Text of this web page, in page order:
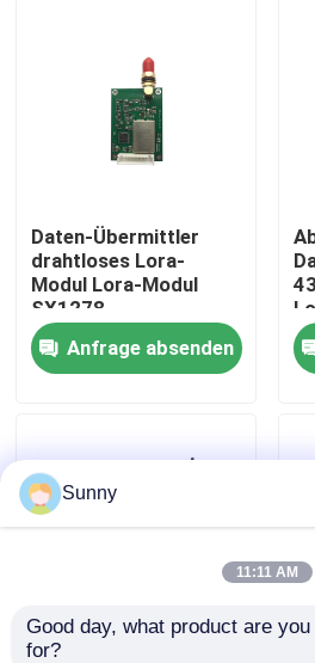
Werksbesichtigung
Qualitätskontrolle
Neuigkeiten
Blog
Daten-Übermittler
drahtloses Lora-
Modul Lora-Modul
SX1278
868MHz/915MHz
800mWAnfrage absenden
Strecken-drahtloser
Sunny
11:11 AM
Good day, what product are
for?